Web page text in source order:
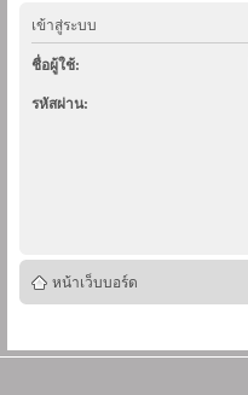
เข้าสู่ระบบ
ชื่อผู้ใช้:
รหัสผ่าน:
หน้าเว็บบอร์ด